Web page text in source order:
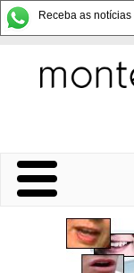
Receba as